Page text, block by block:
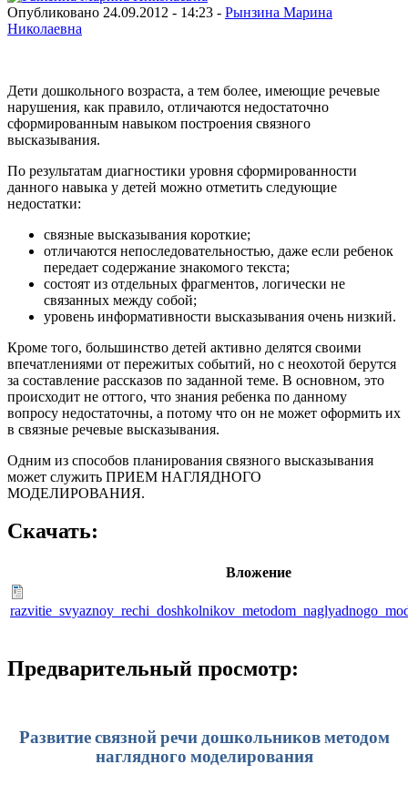
Опубликовано 24.09.2012 - 14:23 - Рынзина Марина
Николаевна
Дети дошкольного возраста, а тем более, имеющие речевые
нарушения, как правило, отличаются недостаточно
сформированным навыком построения связного
высказывания.
По результатам диагностики уровня сформированности
данного навыка у детей можно отметить следующие
недостатки:
связные высказывания короткие;
отличаются непоследовательностью, даже если ребенок
передает содержание знакомого текста;
состоят из отдельных фрагментов, логически не
связанных между собой;
уровень информативности высказывания очень низкий.
Кроме того, большинство детей активно делятся своими
впечатлениями от пережитых событий, но с неохотой берутся
за составление рассказов по заданной теме. В основном, это
происходит не оттого, что знания ребенка по данному
вопросу недостаточны, а потому что он не может оформить их
в связные речевые высказывания.
Одним из способов планирования связного высказывания
может служить ПРИЕМ НАГЛЯДНОГО
МОДЕЛИРОВАНИЯ.
Скачать:
Вложение
Предварительный просмотр:
Развитие связной речи дошкольников методом
наглядного моделирования